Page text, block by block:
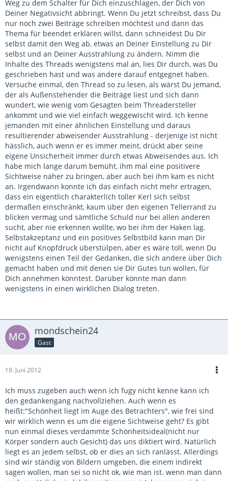
Weg zu dem Schalter für Dich einzuschlagen, der Dich von
Deiner Negativsicht abbringt. Wenn Du jetzt schreibst, dass Du
nur noch zwei Beiträge schreiben möchtest und dann das
Thema für beendet erklären willst, dann schneidest Du Dir
selbst damit den Weg ab, etwas an Deiner Einstellung zu Dir
selbst und an Deiner Ausstrahlung zu ändern. Nimm die
Inhalte des Threads wenigstens mal an, lies Dir durch, was Du
geschrieben hast und was andere darauf entgegnet haben.
Versuche einmal, den Thread so zu lesen, als wärst Du jemand,
der als Außenstehender die Beiträge liest und sich dann
wundert, wie wenig vom Gesagten beim Threadersteller
ankommt und wie viel einfach weggewischt wird. Ich kenne
jemanden mit einer ähnlichen Einstellung und daraus
resultierender abweisender Ausstrahlung - derjenige ist nicht
hässlich, auch wenn er es immer meint, drückt aber seine
eigene Unsicherheit immer durch etwas Abweisendes aus. Ich
habe mich lange darum bemüht, ihm mal eine positivere
Sichtweise näher zu bringen, aber auch bei ihm kam es nicht
an. Irgendwann konnte ich das einfach nicht mehr ertragen,
dass ein eigentlich charakterlich toller Kerl sich selbst
dermaßen einschränkt, kaum über den eigenen Tellerrand zu
blicken vermag und sämtliche Schuld nur bei allen anderen
sucht, aber nie erkennen wollte, wo bei ihm der Haken lag.
Selbstakzeptanz und ein positives Selbstbild kann man Dir
nicht auf Knopfdruck überstülpen, aber es wäre toll, wenn Du
wenigstens einen Teil der Gedanken, die sich andere über Dich
gemacht haben und mit denen sie Dir Gutes tun wollen, für
Dich annehmen könntest. Darüber könnte man dann
wenigstens in einen wirklichen Dialog treten.
mondschein24
Gast
18. Juni 2012
Ich muss zugeben auch wenn ich fugy nicht kenne kann ich
den gedankengang nachvollziehen. Auch wenn es
heißt:"Schönheit liegt im Auge des Betrachters", wie frei sind
wir wirklich wenn es um die eigene Sichtweise geht? Es gibt
nun einmal dieses verdammte Schönheitsideal(nicht nur
Körper sondern auch Gesicht) das uns diktiert wird. Natürlich
liegt es an jedem selbst, ob er dies an sich ranlässt. Allerdings
sind wir ständig von Bildern umgeben, die einem indirekt
sagen wollen, man sei so nicht ok, wie man ist. wenn man dann